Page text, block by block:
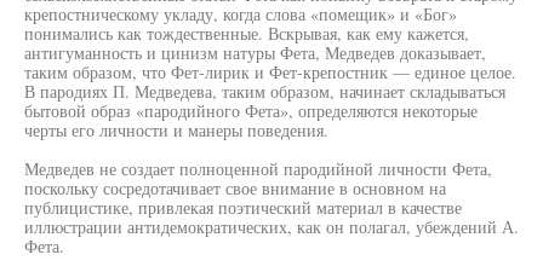
крепостническому укладу, когда слова «помещик» и «Бог»
понимались как тождественные. Вскрывая, как ему кажется,
антигуманность и цинизм натуры Фета, Медведев доказывает,
таким образом, что Фет-лирик и Фет-крепостник — единое целое.
В пародиях П. Медведева, таким образом, начинает складываться
бытовой образ «пародийного Фета», определяются некоторые
черты его личности и манеры поведения.
Медведев не создает полноценной пародийной личности Фета,
поскольку сосредотачивает свое внимание в основном на
публицистике, привлекая поэтический материал в качестве
иллюстрации антидемократических, как он полагал, убеждений А.
Фета.